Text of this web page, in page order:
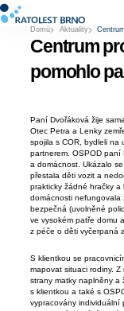
Domů Aktuality
Centrum
pomohlo
Paní Dvořáková žije
Otec Petra a Lenky
spojila s COR, bydleli
partnerem. OSPOD paní
a domácnost. Ukázalo
přestala děti vozit a
prakticky žádné hračky
domácnosti
bezpečná (uvolněné
ve vysokém patře domu
z péče o děti vyčerpaná
S klientkou se
mapovat situaci rodiny.
strany matky naplněny a
s klientkou a také s
vypracovány individuální